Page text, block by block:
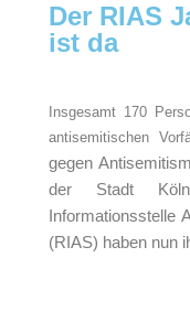
Der RIAS
ist da
Insgesamt 170
antisemitischen
gegen
der Stadt
Informationsstelle
(RIAS) haben nun